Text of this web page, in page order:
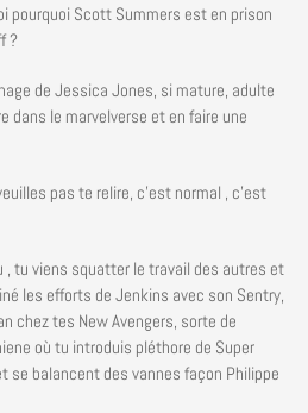
pourquoi Scott Summers est en prison
?
de Jessica Jones, si mature, adulte
dans le marvelverse et en faire une
pas te relire, c’est normal , c’est
, tu viens squatter le travail des autres et
les efforts de Jenkins avec son Sentry,
chez tes New Avengers, sorte de
où tu introduis pléthore de Super
se balancent des vannes façon Philippe